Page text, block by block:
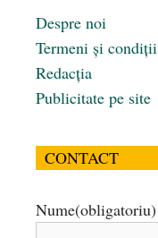
Despre noi
Termeni și condiții
Redacția
Publicitate pe site
CONTACT
Nume(obligatoriu)